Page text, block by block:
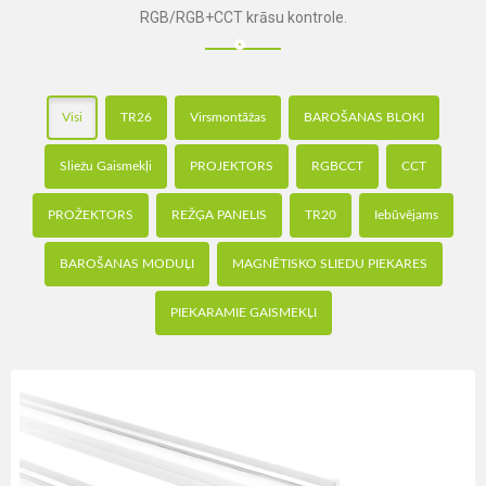
RGB/RGB+CCT krāsu kontrole.
Visi TR26 Virsmontāžas BAROŠANAS BLOKI
Sliežu Gaismekļi PROJEKTORS RGBCCT CCT
PROŽEKTORS REŽĢA PANELIS TR20 Iebūvējams
BAROŠANAS MODUĻI MAGNĒTISKO SLIEDU PIEKARES
PIEKARAMIE GAISMEKĻI